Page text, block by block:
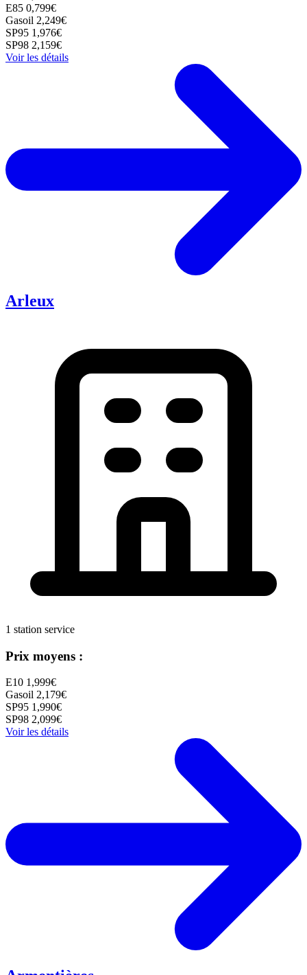
E85 0,799€
Gasoil 2,249€
SP95 1,976€
SP98 2,159€
Voir les détails
Arleux
1 station service
Prix moyens :
E10 1,999€
Gasoil 2,179€
SP95 1,990€
SP98 2,099€
Voir les détails